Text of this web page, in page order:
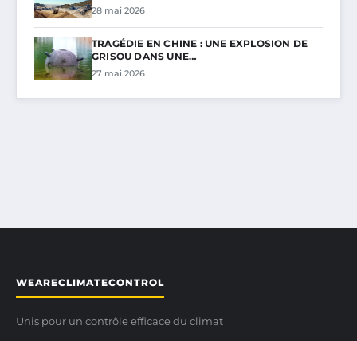
28 mai 2026
TRAGÉDIE EN CHINE : UNE EXPLOSION DE
GRISOU DANS UNE…
27 mai 2026
WEARECLIMATECONTROL
Unis pour un contrôle efficace du climat